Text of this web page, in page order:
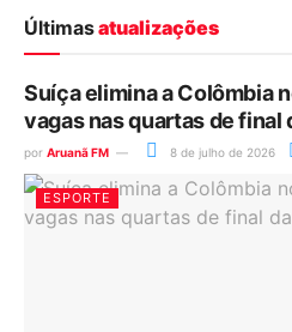
Últimasatualizações
Suíça elimina a Colômbia
vagas nas quartas de final
por Aruanã FM 8 de julho de 2026
ESPORTE